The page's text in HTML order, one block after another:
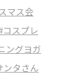
マス会
コスプレ
ングヨガ
ンタさん